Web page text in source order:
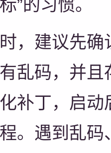
”的习惯。
，建议先
乱码，并
补丁，启
。遇到乱